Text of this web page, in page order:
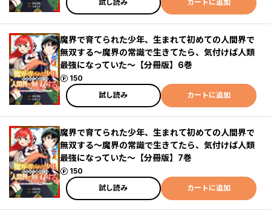
試し読み
カートに追加
魔界で育てられた少年、生まれて初めての人間界で
無双する～魔界の常識で生きてたら、気付けば人類
最強になっていた～【分冊版】6巻
150
ポイント
試し読み
カートに追加
魔界で育てられた少年、生まれて初めての人間界で
無双する～魔界の常識で生きてたら、気付けば人類
最強になっていた～【分冊版】7巻
150
ポイント
試し読み
カートに追加